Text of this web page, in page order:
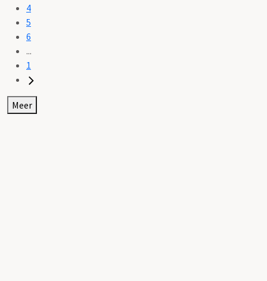
4
5
6
...
1
Meer